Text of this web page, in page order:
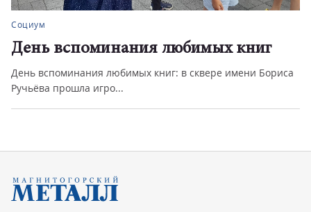
Социум
День вспоминания любимых книг
День вспоминания любимых книг: в сквере имени Бориса
Ручьёва прошла игро...